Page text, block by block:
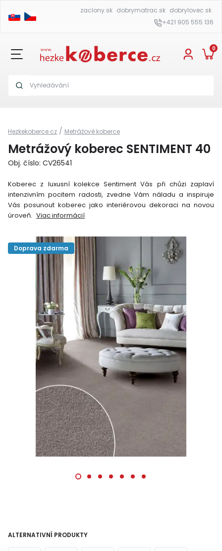
zaclony.sk dobrymatrac.sk dobrylovec.sk
+421 905 555 136
0
Hezkekoberce.cz / Metrážové koberce
Metrážový koberec SENTIMENT 40
Obj. číslo: CV26541
Koberec z luxusní kolekce Sentiment Vás při chůzi zaplaví
intenzivním pocitem radosti, zvedne Vám náladu a inspiruje
Vás posunout koberec jako interiérovou dekoraci na novou
úroveň. Viac informácií
Doprava zdarma
ALTERNATIVNÍ PRODUKTY